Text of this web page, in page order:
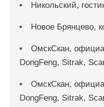
Никольский,
Новое Брянцево,
ОмскСкан,
DongFeng, Sitrak,
ОмскСкан,
DongFeng, Sitrak,